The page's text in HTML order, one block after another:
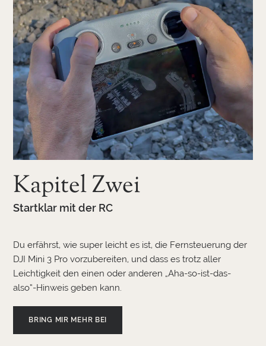
Kapitel Zwei
Startklar mit der RC
Du erfährst, wie super leicht es ist, die Fernsteuerung der
DJI Mini 3 Pro vorzubereiten, und dass es trotz aller
Leichtigkeit den einen oder anderen „Aha-so-ist-das-
also“-Hinweis geben kann.
BRING MIR MEHR BEI